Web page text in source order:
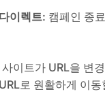
이렉트: 캠페인 종
이트가 URL을 변
로 원활하게 이